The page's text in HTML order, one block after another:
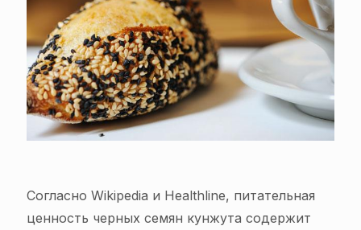
Согласно Wikipedia и Healthline, питательная
ценность черных семян кунжута содержит